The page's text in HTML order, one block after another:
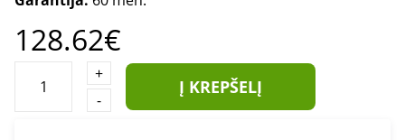
128.62€
+
-
Į KREPŠELĮ